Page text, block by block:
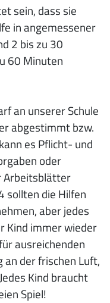
sein, dass sie
in angemessener
2 bis zu 30
60 Minuten
an unserer Schule
abgestimmt bzw.
es Pflicht- und
oder
Arbeitsblätter
sollten die Hilfen
aber jedes
Kind immer wieder
ausreichenden
an der frischen Luft,
Kind braucht
Spiel!